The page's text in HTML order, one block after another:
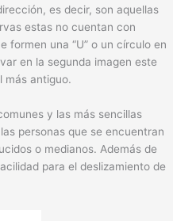
es decir, son aquellas
estas no cuentan con
formen una “U” o un círculo en
en la segunda imagen este
más antiguo.
y las más sencillas
personas que se encuentran
o medianos. Además de
para el deslizamiento de